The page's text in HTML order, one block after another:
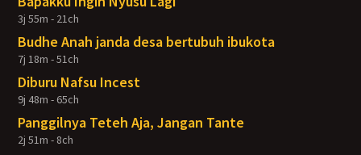
3j 55m - 21ch
Budhe Anah janda desa bertubuh ibukota
7j 18m - 51ch
Diburu Nafsu Incest
9j 48m - 65ch
Panggilnya Teteh Aja, Jangan Tante
2j 51m - 8ch